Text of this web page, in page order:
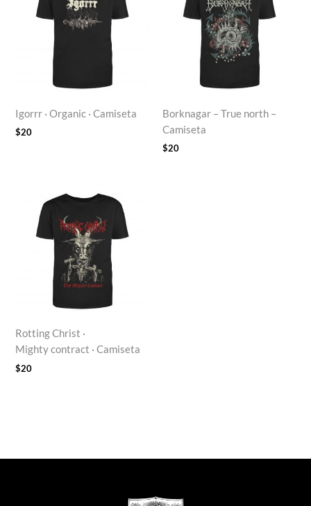
Igorrr · Organic · Camiseta
$20
Borknagar – True north –
Camiseta
$20
Rotting Christ ·
Mighty contract · Camiseta
$20